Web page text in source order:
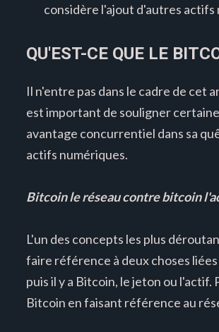
considère l'ajout d'autres
QU'EST-CE QUE LE
Il n'entre pas dans le cadre de cet
est important de souligner
avantage concurrentiel dans sa
actifs numériques.
Bitcoin le réseau contre bitcoin
L'un des concepts les plus
faire référence à deux choses
puis il y a Bitcoin, le jeton ou
Bitcoin en faisant référence au